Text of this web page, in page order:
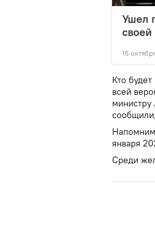
Ушел
своей
16
Кто
всей
министру
января
Среди